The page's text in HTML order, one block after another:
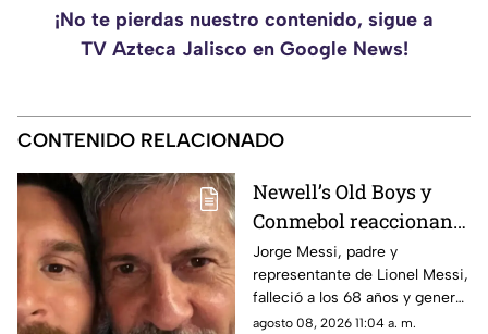
¡No te pierdas nuestro contenido, sigue a
TV Azteca Jalisco en Google News!
CONTENIDO RELACIONADO
Newell’s Old Boys y
Conmebol reaccionan
ante la muerte de Jorge
Messi, padre de Lionel
Jorge Messi, padre y
representante de Lionel Messi,
falleció a los 68 años y generó
reacciones de organismos y
agosto 08, 2026 11:04 a. m.